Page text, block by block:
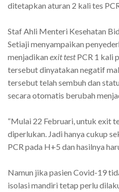
ditetapkan aturan 2 kali tes
Staf Ahli Menteri Kesehatan
Setiaji menyampaikan
menjadikan exit testPCR 1 kali
tersebut dinyatakan negatif
tersebut telah sembuh dan
secara otomatis berubah
“Mulai 22 Februari, untuk exit
diperlukan. Jadi hanya cukup
PCR pada H+5 dan hasilnya
Namun jika pasien Covid-19
isolasi mandiri tetap perlu